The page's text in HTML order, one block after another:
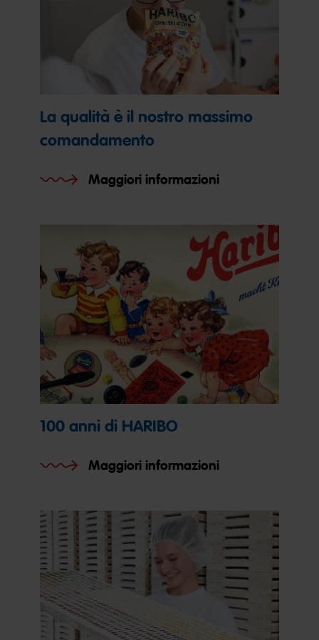
La qualità è il nostro massimo
comandamento
Maggiori informazioni
100 anni di HARIBO
Maggiori informazioni